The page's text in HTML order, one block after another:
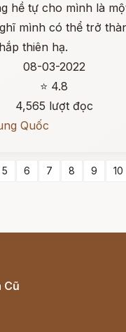
hề tự cho mình là một
mình có thể trở
thiên hạ.
08-03-2022
⭐ 4.8
4,565 lượt đọc
Quốc
5 6 7 8 9 10
Cũ